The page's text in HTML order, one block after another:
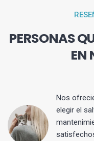
PERSONAS
EN
Nos
elegir el